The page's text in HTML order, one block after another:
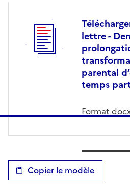
lettre -
parental
temps
Format
Copier le modèle